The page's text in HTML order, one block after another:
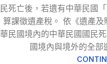
民死亡後，若遺有中華民國
算課徵遺產稅。 依《遺產
華民國境內的中華民國國民
國境內與境外的全部